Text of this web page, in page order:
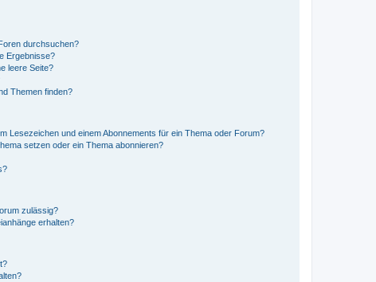
durchsuchen?
Ergebnisse?
leere Seite?
Themen finden?
Lesezeichen und einem Abonnements für ein Thema oder Forum?
setzen oder ein Thema abonnieren?
zulässig?
erhalten?